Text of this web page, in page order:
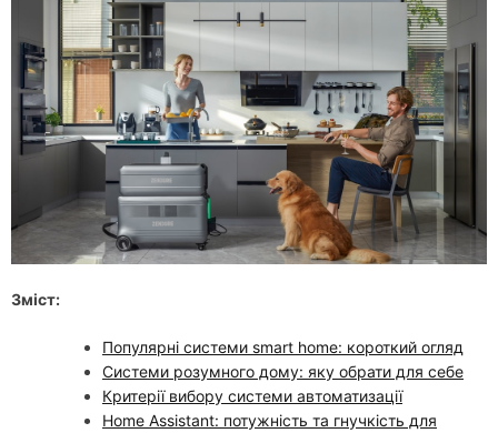
Зміст:
Популярні системи smart home: короткий огляд
Системи розумного дому: яку обрати для себе
Критерії вибору системи автоматизації
Home Assistant: потужність та гнучкість для